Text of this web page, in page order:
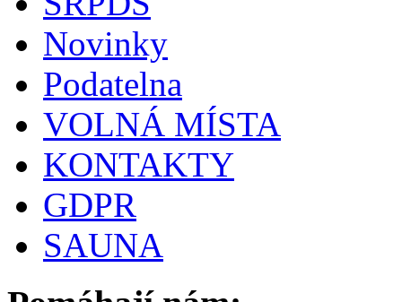
Novinky
Podatelna
VOLNÁ MÍSTA
KONTAKTY
GDPR
SAUNA